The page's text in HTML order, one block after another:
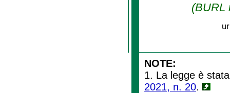
(BURL
NOTE:
1. La legge è
2021, n. 20.